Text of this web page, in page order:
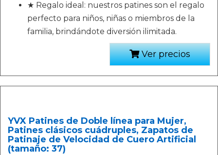
★ Regalo ideal: nuestros patines son el regalo
perfecto para niños, niñas o miembros de la
familia, brindándote diversión ilimitada.
Ver precios
YVX Patines de Doble línea para Mujer,
Patines clásicos cuádruples, Zapatos de
Patinaje de Velocidad de Cuero Artificial
(tamaño: 37)